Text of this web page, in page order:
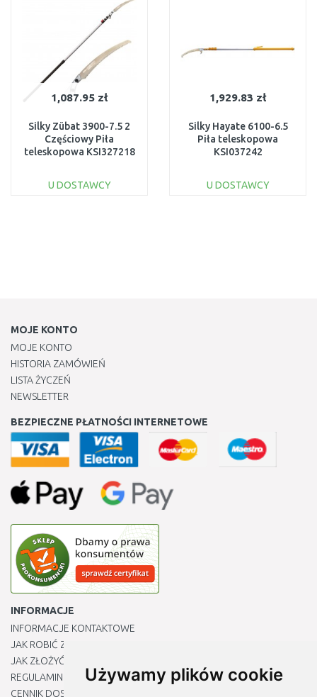
Używamy plików cookie
1,087.95 zł
Silky Zübat 3900-7.5 2
Częściowy Piła
teleskopowa KSI327218
U DOSTAWCY
1,929.83 zł
Silky Hayate 6100-6.5
Piła teleskopowa
KSI037242
U DOSTAWCY
MOJE KONTO
MOJE KONTO
HISTORIA ZAMÓWIEŃ
LISTA ŻYCZEŃ
NEWSLETTER
BEZPIECZNE PŁATNOŚCI INTERNETOWE
INFORMACJE
INFORMACJE KONTAKTOWE
JAK ROBIĆ ZAKUPY ?
JAK ZŁOŻYĆ REKLAMACJĘ
REGULAMIN
CENNIK DOSTAWY